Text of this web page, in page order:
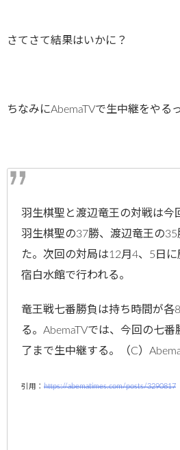
さてさて結果はいかに？
ちなみにAbemaTVで生中継をやる
羽生棋聖と渡辺竜王の対戦は今
羽生棋聖の37勝、渡辺竜王の35
た。次回の対局は12月4、5日
宿白水館で行われる。
竜王戦七番勝負は持ち時間が各
る。AbemaTVでは、今回の七
了まで生中継する。（C）
引用： https://abematimes.com/posts/3290817